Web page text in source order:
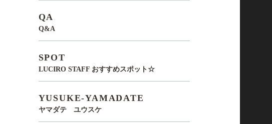
QA
Q&A
SPOT
LUCIRO STAFF おすすめスポット☆
YUSUKE-YAMADATE
ヤマダテ ユウスケ